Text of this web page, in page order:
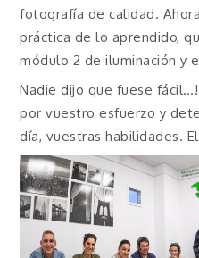
fotografía de calidad.
práctica de lo aprendido,
módulo 2 de iluminación y
Nadie dijo que fuese
por vuestro esfuerzo y
día, vuestras habilidades.